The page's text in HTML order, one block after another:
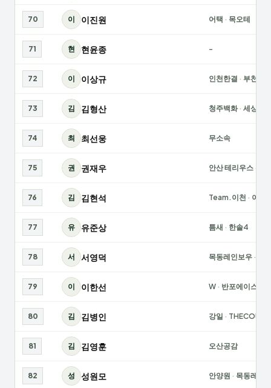
70 이 이진원 어택 · 목오테
71 현 현윤종 -
72 이 이상규 인천한결 · 부천파
73 김 김형산 청주백화· 세상천
74 최 최선웅 무소속
75 권 권재우 안산 테리우스 ·
76 김 김현석 Team.이천 · 이천
77 유 유준상 틈새 · 한솔4
78 서 서영덕 목동레인보우 ·
79 이 이한선 W · 반포에이스
80 김 김병인 강일 · THECOURT
81 김 김영훈 오산공감
82 성 성원모 안양원 · 목동레인